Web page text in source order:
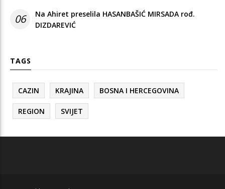
06
Na Ahiret preselila HASANBAŠIĆ MIRSADA rođ.
DIZDAREVIĆ
TAGS
CAZIN KRAJINA BOSNA I HERCEGOVINA
REGION SVIJET